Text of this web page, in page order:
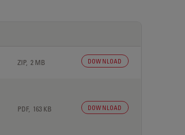
ZIP, 2 MB DOWNLOAD
PDF, 163 KB DOWNLOAD